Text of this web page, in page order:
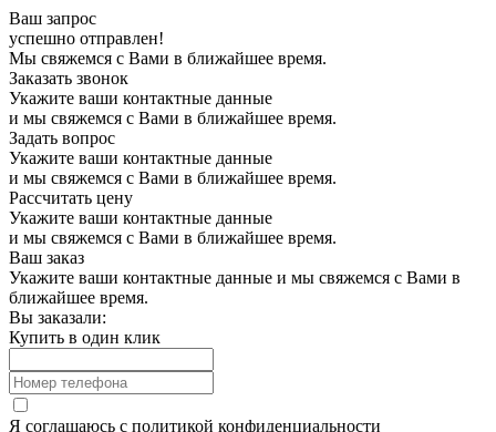
Ваш запрос
успешно отправлен!
Мы свяжемся с Вами в ближайшее время.
Заказать звонок
Укажите ваши контактные данные
и мы свяжемся с Вами в ближайшее время.
Задать вопрос
Укажите ваши контактные данные
и мы свяжемся с Вами в ближайшее время.
Рассчитать цену
Укажите ваши контактные данные
и мы свяжемся с Вами в ближайшее время.
Ваш заказ
Укажите ваши контактные данные и мы свяжемся с Вами в
ближайшее время.
Вы заказали:
Купить в один клик
Я соглашаюсь с политикой конфиденциальности